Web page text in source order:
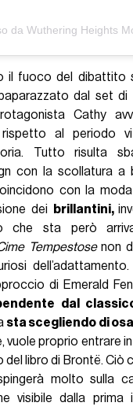
il fuoco del dibattito
dal set di
Cathy
rispetto al periodo
Tutto risulta
con la scollatura
con la
dei
brillantini,
che sta però
Tempestosenon
di Emerald
dal
sta scegliendo di
vuole proprio entrare
del libro di Brontë. Ciò
molto sulla
visibile dalla prima